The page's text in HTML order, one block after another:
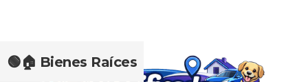
🟢🏠 Bienes Raíces